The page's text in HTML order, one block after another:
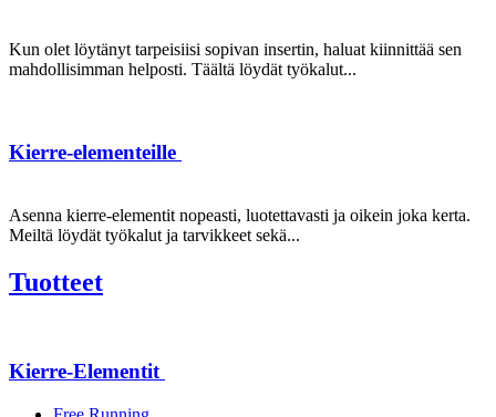
Kun olet löytänyt tarpeisiisi sopivan insertin, haluat kiinnittää sen
mahdollisimman helposti. Täältä löydät työkalut...
Kierre-elementeille
Asenna kierre-elementit nopeasti, luotettavasti ja oikein joka kerta.
Meiltä löydät työkalut ja tarvikkeet sekä...
Tuotteet
Kierre-Elementit